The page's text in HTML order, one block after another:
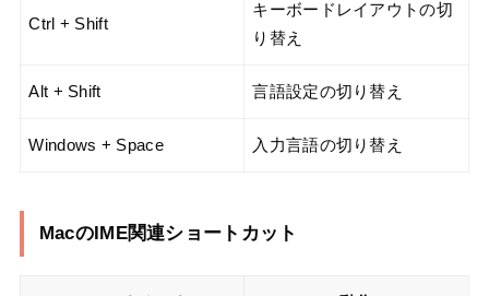
Ctrl + Shift
キーボードレイアウトの切
り替え
Alt + Shift 言語設定の切り替え
Windows + Space 入力言語の切り替え
MacのIME関連ショートカット